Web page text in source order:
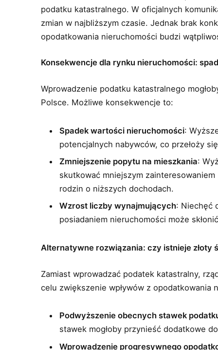
podatku katastralnego. W oficjalnych
zmian w najbliższym czasie. Jednak brak
opodatkowania nieruchomości budzi
Konsekwencje dla rynku nieruchomości:
Wprowadzenie podatku katastralnego
Polsce. Możliwe konsekwencje to:
Spadek wartości nieruchomości:
potencjalnych nabywców, co przełoży
Zmniejszenie popytu na mieszkania:
skutkować mniejszym zainteresowaniem
rodzin o niższych dochodach.
Wzrost liczby wynajmujących: Niechęć
posiadaniem nieruchomości może
Alternatywne rozwiązania: czy istnieje złoty
Zamiast wprowadzać podatek katastralny,
celu zwiększenie wpływów z opodatkowania
Podwyższenie obecnych stawek
stawek mogłoby przynieść dodatkowe
Wprowadzenie progresywnego